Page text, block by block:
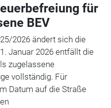
für
BEV
2026 ändert sich die
Januar 2026 entfällt die
zugelassene
vollständig. Für
Datum auf die Straße